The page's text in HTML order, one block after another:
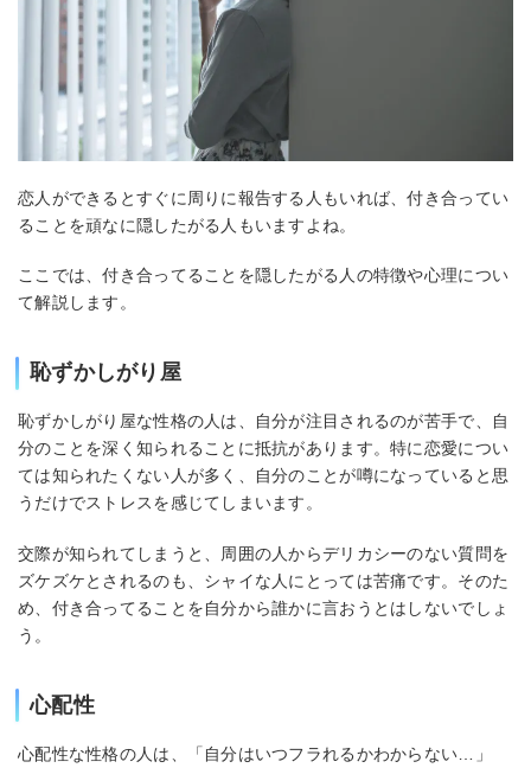
恋人ができるとすぐに周りに報告する人もいれば、付き合ってい
ることを頑なに隠したがる人もいますよね。
ここでは、付き合ってることを隠したがる人の特徴や心理につい
て解説します。
恥ずかしがり屋
恥ずかしがり屋な性格の人は、自分が注目されるのが苦手で、自
分のことを深く知られることに抵抗があります。特に恋愛につい
ては知られたくない人が多く、自分のことが噂になっていると思
うだけでストレスを感じてしまいます。
交際が知られてしまうと、周囲の人からデリカシーのない質問を
ズケズケとされるのも、シャイな人にとっては苦痛です。そのた
め、付き合ってることを自分から誰かに言おうとはしないでしょ
う。
心配性
心配性な性格の人は、「自分はいつフラれるかわからない…」